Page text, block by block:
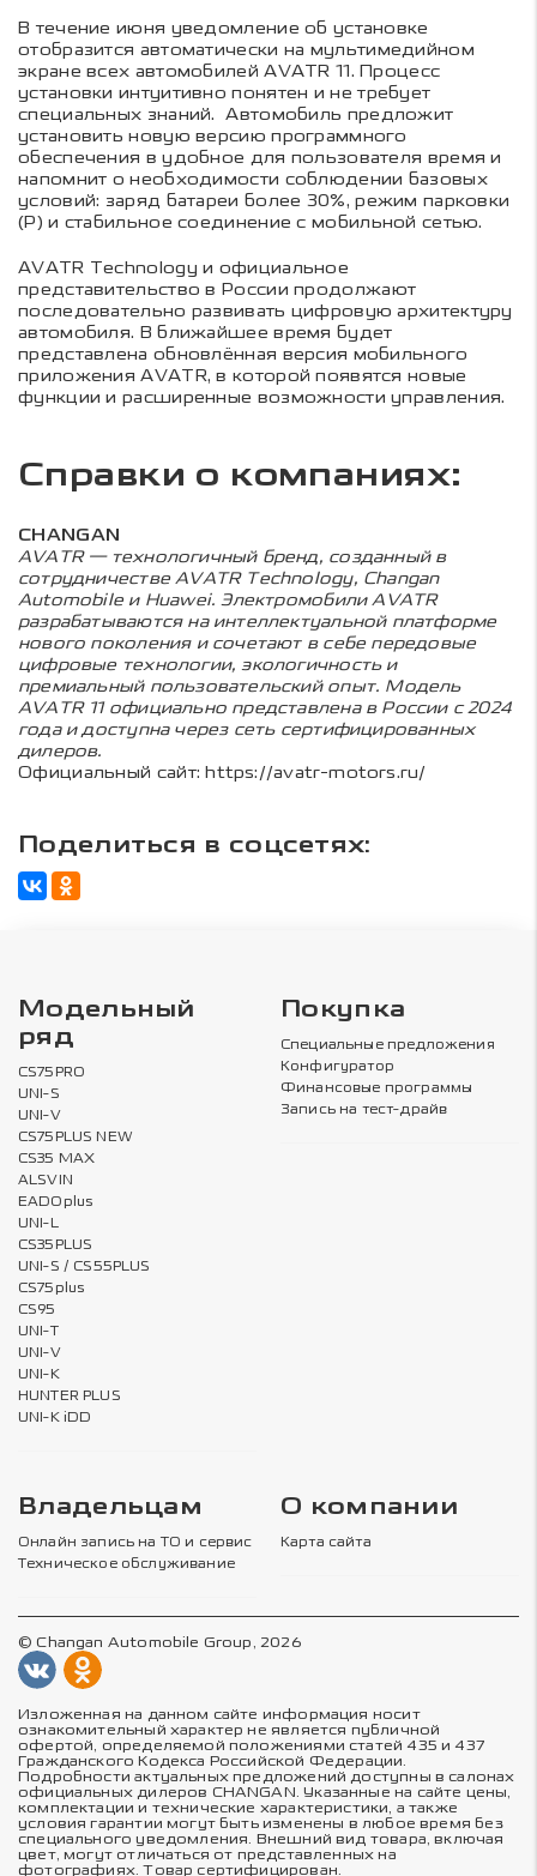
В течение июня уведомление об установке
отобразится автоматически на мультимедийном
экране всех автомобилей AVATR 11. Процесс
установки интуитивно понятен и не требует
специальных знаний. Автомобиль предложит
установить новую версию программного
обеспечения в удобное для пользователя время и
напомнит о необходимости соблюдении базовых
условий: заряд батареи более 30%, режим парковки
(P) и стабильное соединение с мобильной сетью.
AVATR Technology и официальное
представительство в России продолжают
последовательно развивать цифровую архитектуру
автомобиля. В ближайшее время будет
представлена обновлённая версия мобильного
приложения AVATR, в которой появятся новые
функции и расширенные возможности управления.
Справки о компаниях:
CHANGAN
AVATR — технологичный бренд, созданный в
сотрудничестве AVATR Technology, Changan
Automobile и Huawei. Электромобили AVATR
разрабатываются на интеллектуальной платформе
нового поколения и сочетают в себе передовые
цифровые технологии, экологичность и
премиальный пользовательский опыт. Модель
AVATR 11 официально представлена в России с 2024
года и доступна через сеть сертифицированных
дилеров.
Официальный сайт:https://avatr-motors.ru/
Поделиться в соцсетях:
Модельный
ряд
CS75PRO
UNI-S
UNI-V
CS75PLUS NEW
CS35 MAX
ALSVIN
EADOplus
UNI-L
CS35PLUS
UNI-S / CS55PLUS
CS75plus
CS95
UNI-T
UNI-V
UNI-K
HUNTER PLUS
UNI-K iDD
Покупка
Специальные предложения
Конфигуратор
Финансовые программы
Запись на тест-драйв
Владельцам
Онлайн запись на ТО и сервис
Техническое обслуживание
О компании
Карта сайта
© Changan Automobile Group, 2026
Изложенная на данном сайте информация носит
ознакомительный характер не является публичной
офертой, определяемой положениями статей 435 и 437
Гражданского Кодекса Российской Федерации.
Подробности актуальных предложений доступны в салонах
официальных дилеров CHANGAN. Указанные на сайте цены,
комплектации и технические характеристики, а также
условия гарантии могут быть изменены в любое время без
специального уведомления. Внешний вид товара, включая
цвет, могут отличаться от представленных на
фотографиях. Товар сертифицирован.